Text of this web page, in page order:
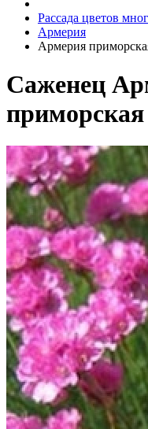
Рассада цветов
Армерия
Армерия
Саженец
приморская